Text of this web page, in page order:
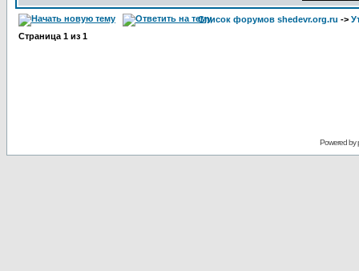
Список форумов shedevr.org.ru ->
Страница 1 из 1
Powered by